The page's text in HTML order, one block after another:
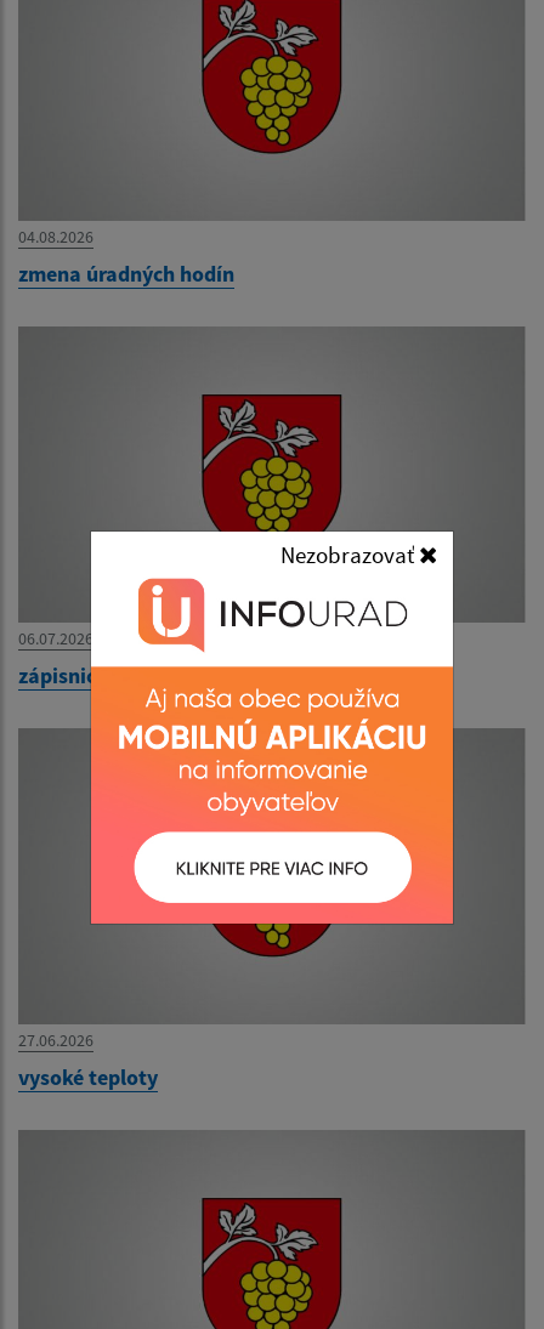
Nezobrazovať
04.08.2026
zmena úradných hodín
06.07.2026
zápisnica REFERENDUM 2026
27.06.2026
vysoké teploty